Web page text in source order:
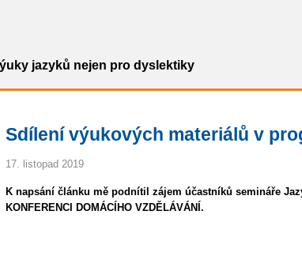
jazyků nejen pro dyslektiky
Sdílení výukových materiálů v
17. listopad 2019
K napsání článku mě podnítil zájem účastníků semináře
KONFERENCI DOMÁCÍHO VZDĚLÁVÁNÍ.